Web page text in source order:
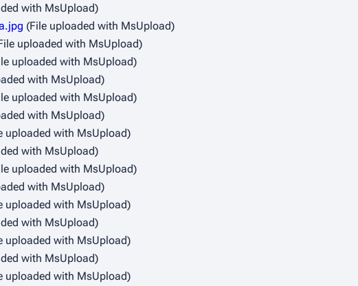
with MsUpload)
(File uploaded with MsUpload)
uploaded with MsUpload)
uploaded with MsUpload)
with MsUpload)
uploaded with MsUpload)
with MsUpload)
uploaded with MsUpload)
with MsUpload)
uploaded with MsUpload)
with MsUpload)
uploaded with MsUpload)
with MsUpload)
uploaded with MsUpload)
with MsUpload)
uploaded with MsUpload)